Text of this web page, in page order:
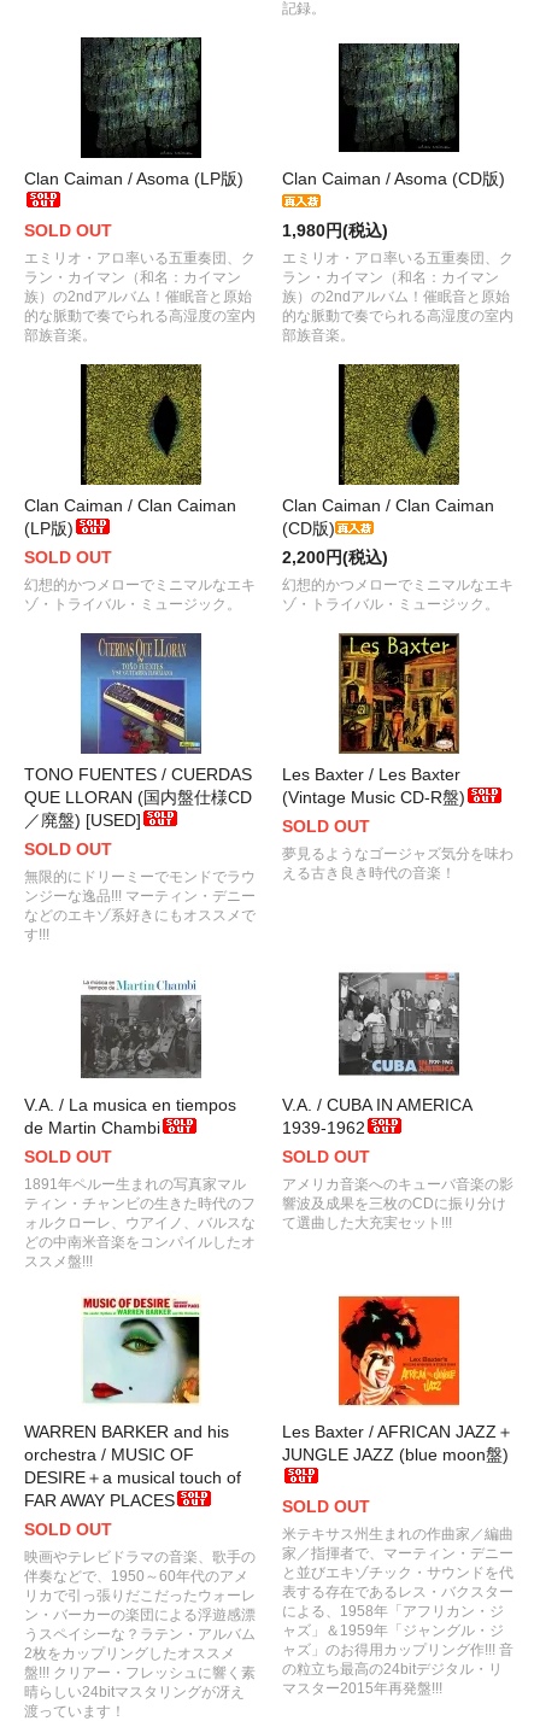
記録。
Clan Caiman / Asoma (LP版)
SOLD OUT
エミリオ・アロ率いる五重奏団、ク
ラン・カイマン（和名：カイマン
族）の2ndアルバム！催眠音と原始
的な脈動で奏でられる高湿度の室内
部族音楽。
Clan Caiman / Asoma (CD版)
1,980円(税込)
エミリオ・アロ率いる五重奏団、ク
ラン・カイマン（和名：カイマン
族）の2ndアルバム！催眠音と原始
的な脈動で奏でられる高湿度の室内
部族音楽。
Clan Caiman / Clan Caiman
(LP版)
SOLD OUT
幻想的かつメローでミニマルなエキ
ゾ・トライバル・ミュージック。
Clan Caiman / Clan Caiman
(CD版)
2,200円(税込)
幻想的かつメローでミニマルなエキ
ゾ・トライバル・ミュージック。
TONO FUENTES / CUERDAS
QUE LLORAN (国内盤仕様CD
／廃盤) [USED]
SOLD OUT
無限的にドリーミーでモンドでラウ
ンジーな逸品!!! マーティン・デニー
などのエキゾ系好きにもオススメで
す!!!
Les Baxter / Les Baxter
(Vintage Music CD-R盤)
SOLD OUT
夢見るようなゴージャズ気分を味わ
える古き良き時代の音楽！
V.A. / La musica en tiempos
de Martin Chambi
SOLD OUT
1891年ペルー生まれの写真家マル
ティン・チャンビの生きた時代のフ
ォルクローレ、ウアイノ、バルスな
どの中南米音楽をコンパイルしたオ
ススメ盤!!!
V.A. / CUBA IN AMERICA
1939-1962
SOLD OUT
アメリカ音楽へのキューバ音楽の影
響波及成果を三枚のCDに振り分け
て選曲した大充実セット!!!
WARREN BARKER and his
orchestra / MUSIC OF
DESIRE＋a musical touch of
FAR AWAY PLACES
SOLD OUT
映画やテレビドラマの音楽、歌手の
伴奏などで、1950～60年代のアメ
リカで引っ張りだこだったウォーレ
ン・バーカーの楽団による浮遊感漂
うスペイシーな？ラテン・アルバム
2枚をカップリングしたオススメ
盤!!! クリアー・フレッシュに響く素
晴らしい24bitマスタリングが冴え
渡っています！
Les Baxter / AFRICAN JAZZ＋
JUNGLE JAZZ (blue moon盤)
SOLD OUT
米テキサス州生まれの作曲家／編曲
家／指揮者で、マーティン・デニー
と並びエキゾチック・サウンドを代
表する存在であるレス・バクスター
による、1958年「アフリカン・ジ
ャズ」＆1959年「ジャングル・ジ
ャズ」のお得用カップリング作!!! 音
の粒立ち最高の24bitデジタル・リ
マスター2015年再発盤!!!